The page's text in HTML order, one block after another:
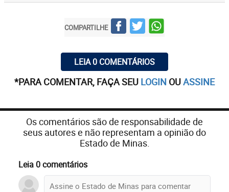
COMPARTILHE
LEIA 0 COMENTÁRIOS
*PARA COMENTAR, FAÇA SEU LOGIN OUASSINE
Os comentários são de responsabilidade de
seus autores e não representam a opinião do
Estado de Minas.
Leia 0 comentários